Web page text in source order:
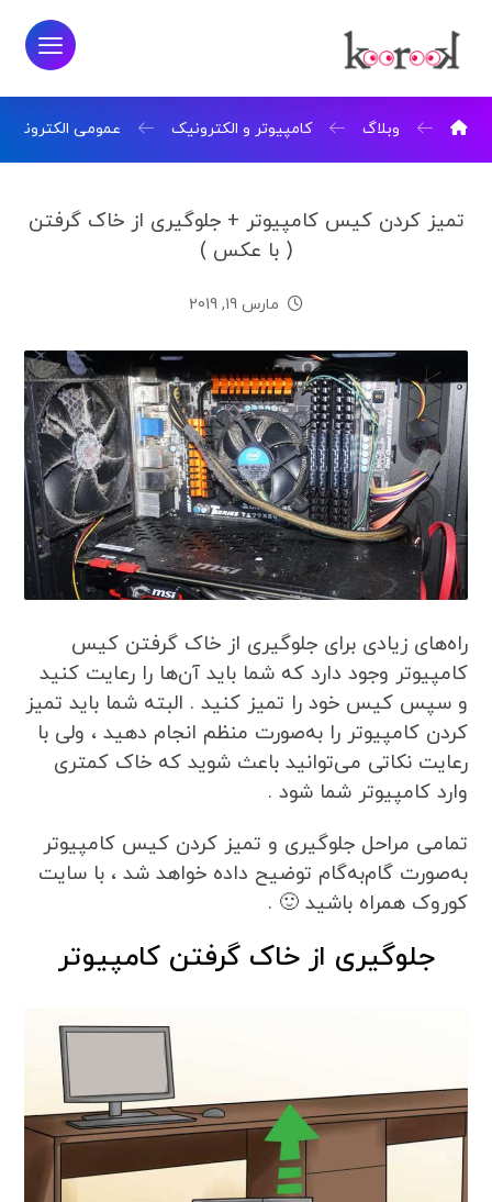
وبلاگ کامپیوتر و الکترونیک عمومی الکترونیک
تمیز کردن کیس کامپیوتر + جلوگیری از خاک گرفتن
( با عکس )
مارس 19, 2019
راه‌های زیادی برای جلوگیری از خاک گرفتن کیس
کامپیوتر وجود دارد که شما باید آن‌ها را رعایت کنید
و سپس کیس خود را تمیز کنید . البته شما باید تمیز
کردن کامپیوتر را به‌صورت منظم انجام دهید ، ولی با
رعایت نکاتی می‌توانید باعث شوید که خاک کمتری
وارد کامپیوتر شما شود .
تمامی مراحل جلوگیری و تمیز کردن کیس کامپیوتر
به‌صورت گام‌به‌گام توضیح داده خواهد شد ، با سایت
کوروک همراه باشید 🙂 .
جلوگیری از خاک گرفتن کامپیوتر